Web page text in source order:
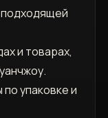
и товарах,
упаковке и